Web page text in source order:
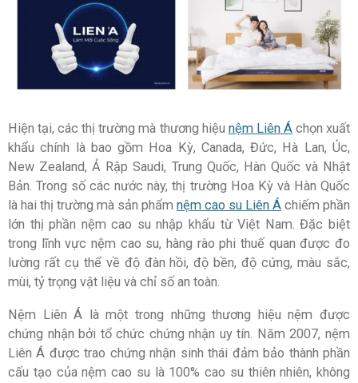
Hiện tại, các thị trường mà thương hiệu nệm Liên Áchọn xuất
khẩu chính là bao gồm Hoa Kỳ, Canada, Đức, Hà Lan, Úc,
New Zealand, Ả Rập Saudi, Trung Quốc, Hàn Quốc và Nhật
Bản. Trong số các nước này, thị trường Hoa Kỳ và Hàn Quốc
là hai thị trường mà sản phẩm nệm cao su Liên Á chiếm phần
lớn thị phần nệm cao su nhập khẩu từ Việt Nam. Đặc biệt
trong lĩnh vực nệm cao su, hàng rào phi thuế quan được đo
lường rất cụ thể về độ đàn hồi, độ bền, độ cứng, màu sắc,
mùi, tỷ trọng vật liệu và chỉ số an toàn.
Nệm Liên Á là một trong những thương hiệu nệm được
chứng nhận bởi tổ chức chứng nhận uy tín. Năm 2007, nệm
Liên Á được trao chứng nhận sinh thái đảm bảo thành phần
cấu tạo của nệm cao su là 100% cao su thiên nhiên, không